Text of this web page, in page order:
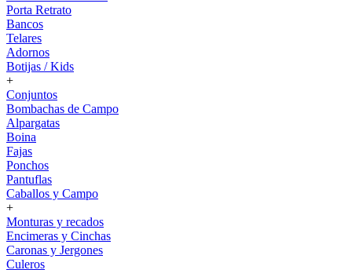
Porta Retrato
Bancos
Telares
Adornos
Botijas / Kids
+
Conjuntos
Bombachas de Campo
Alpargatas
Boina
Fajas
Ponchos
Pantuflas
Caballos y Campo
+
Monturas y recados
Encimeras y Cinchas
Caronas y Jergones
Culeros